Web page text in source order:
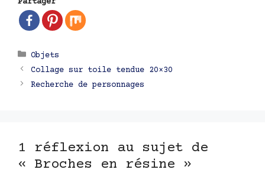
Catégories
Objets
Navigation
des
Collage sur toile tendue 20×30
Recherche de personnages
1 réflexion au sujet de
« Broches en résine »